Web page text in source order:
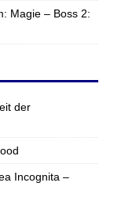
Magie – Boss 2:
der
Incognita –